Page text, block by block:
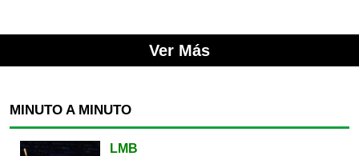
Ver Más
MINUTO A MINUTO
LMB